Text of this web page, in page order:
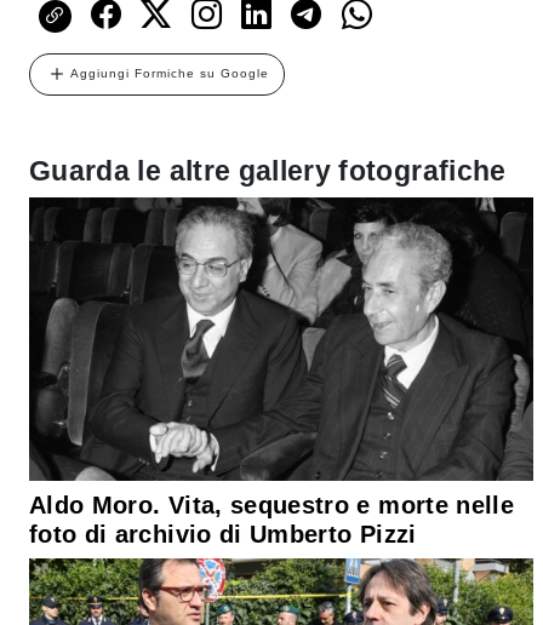
Aggiungi Formiche su Google
Guarda le altre gallery fotografiche
Aldo Moro. Vita, sequestro e morte nelle
foto di archivio di Umberto Pizzi